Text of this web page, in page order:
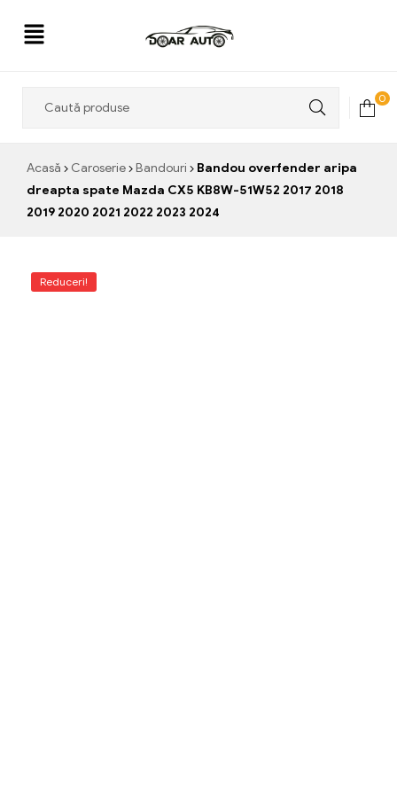
0
Acasă Caroserie Bandouri
Bandou overfender aripa
dreapta spate Mazda CX5 KB8W-51W52 2017 2018
2019 2020 2021 2022 2023 2024
Reduceri!